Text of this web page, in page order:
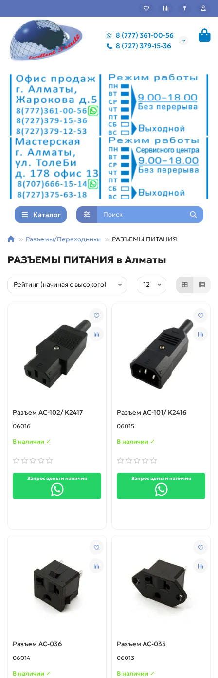
₸
8 (777) 361-00-56
8 (727) 379-15-36
Каталог
Разъемы/Переходники РАЗЪЕМЫ ПИТАНИЯ
РАЗЪЕМЫ ПИТАНИЯ в Алматы
Разъем AC-102/ K2417
06016
В наличии ✓
Запрос цены и наличия
Разъем AC-101/ K2416
06015
В наличии ✓
Запрос цены и наличия
Разъем AC-036
06014
В наличии ✓
Разъем AC-035
06013
В наличии ✓